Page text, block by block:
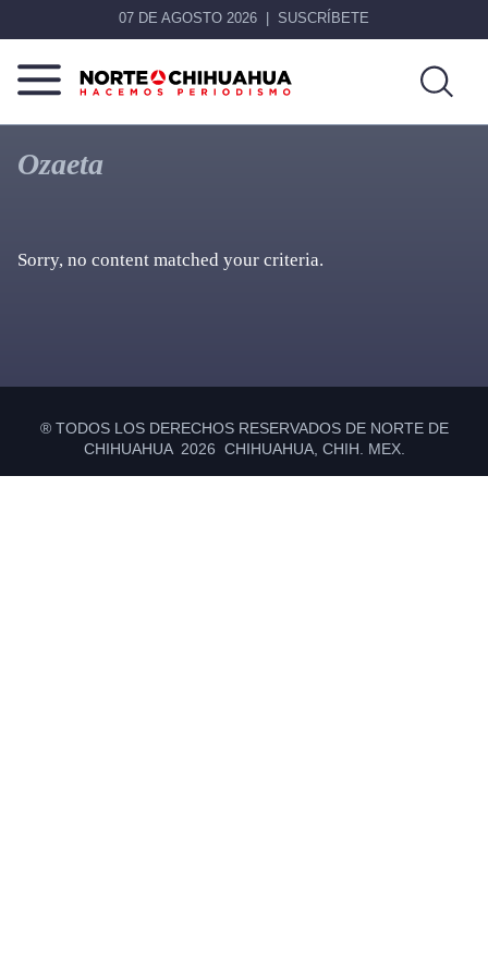
07 DE AGOSTO 2026 SUSCRÍBETE
Norte
De
Chihuahua
Más
que
noticias,
Ozaeta
Sorry, no content matched your criteria.
® TODOS LOS DERECHOS RESERVADOS DE NORTE DE
CHIHUAHUA 2026 CHIHUAHUA, CHIH. MEX.